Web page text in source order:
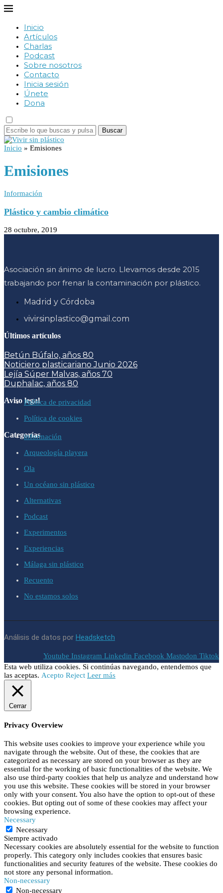
Inicio
Artículos
Charlas
Podcast
Sobre nosotros
Contacto
Inicia sesión
Únete
Dona
Buscar
Inicio » Emisiones
Emisiones
Información
Plástico y cambio climático
28 octubre, 2019
Asociación sin ánimo de lucro. Llevamos desde 2015
trabajando por frenar la contaminación por plástico.
Madrid y Córdoba
vivirsinplastico@gmail.com
Últimos artículos
Betún Búfalo, años 80
Noticiero plasticariano Junio 2026
Lejía Súper Malvas, años 70
Duphalac, años 80
Aviso legalPolítica de privacidad
Política de cookies
Categoríasinformación
Arqueología playera
Ola
Un océano sin plástico
Alternativas
Podcast
Experimentos
Experiencias
Málaga sin plástico
Recuento
No estamos solos
Análisis de datos por Headsketch
Youtube Instagram Linkedin Facebook Mastodon Tiktok
Esta web utiliza cookies. Si continúas navegando, entendemos que
las aceptas. Acepto Reject Leer más
Cerrar
Privacy Overview
This website uses cookies to improve your experience while you
navigate through the website. Out of these, the cookies that are
categorized as necessary are stored on your browser as they are
essential for the working of basic functionalities of the website. We
also use third-party cookies that help us analyze and understand how
you use this website. These cookies will be stored in your browser
only with your consent. You also have the option to opt-out of these
cookies. But opting out of some of these cookies may affect your
browsing experience.
Necessary
Necessary
Siempre activado
Necessary cookies are absolutely essential for the website to function
properly. This category only includes cookies that ensures basic
functionalities and security features of the website. These cookies do
not store any personal information.
Non-necessary
Non-necessary